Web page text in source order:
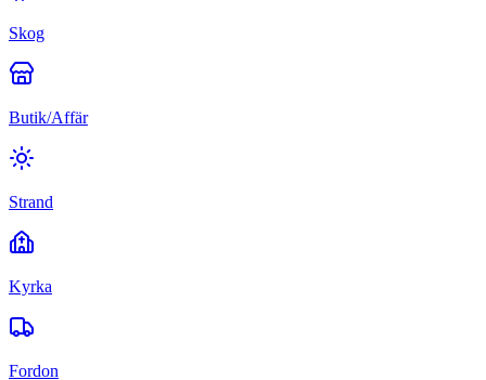
Skog
Butik/Affär
Strand
Kyrka
Fordon